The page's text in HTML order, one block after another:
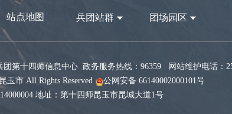
站点地图 兵团站群 团场园区
第十四师信息中心 政务服务热线：96359 网站维护电话：
玉市 All Rights Reserved
公网安备 66140002000101号
地址：第十四师昆玉市昆城大道1号